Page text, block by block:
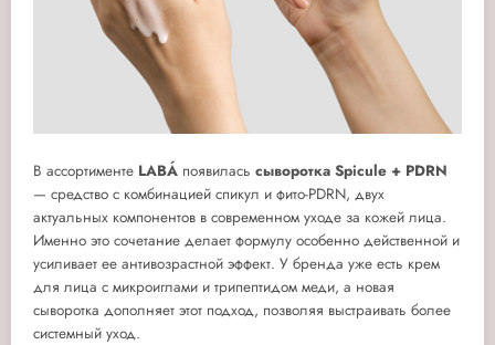
В ассортименте LABÁ появилась сыворотка Spicule + PDRN
— средство с комбинацией спикул и фито-PDRN, двух
актуальных компонентов в современном уходе за кожей лица.
Именно это сочетание делает формулу особенно действенной и
усиливает ее антивозрастной эффект. У бренда уже есть крем
для лица с микроиглами и трипептидом меди, а новая
сыворотка дополняет этот подход, позволяя выстраивать более
системный уход.